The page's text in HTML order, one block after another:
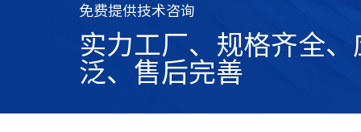
免费提供技术咨询
实力工厂、规格齐全、
泛、售后完善